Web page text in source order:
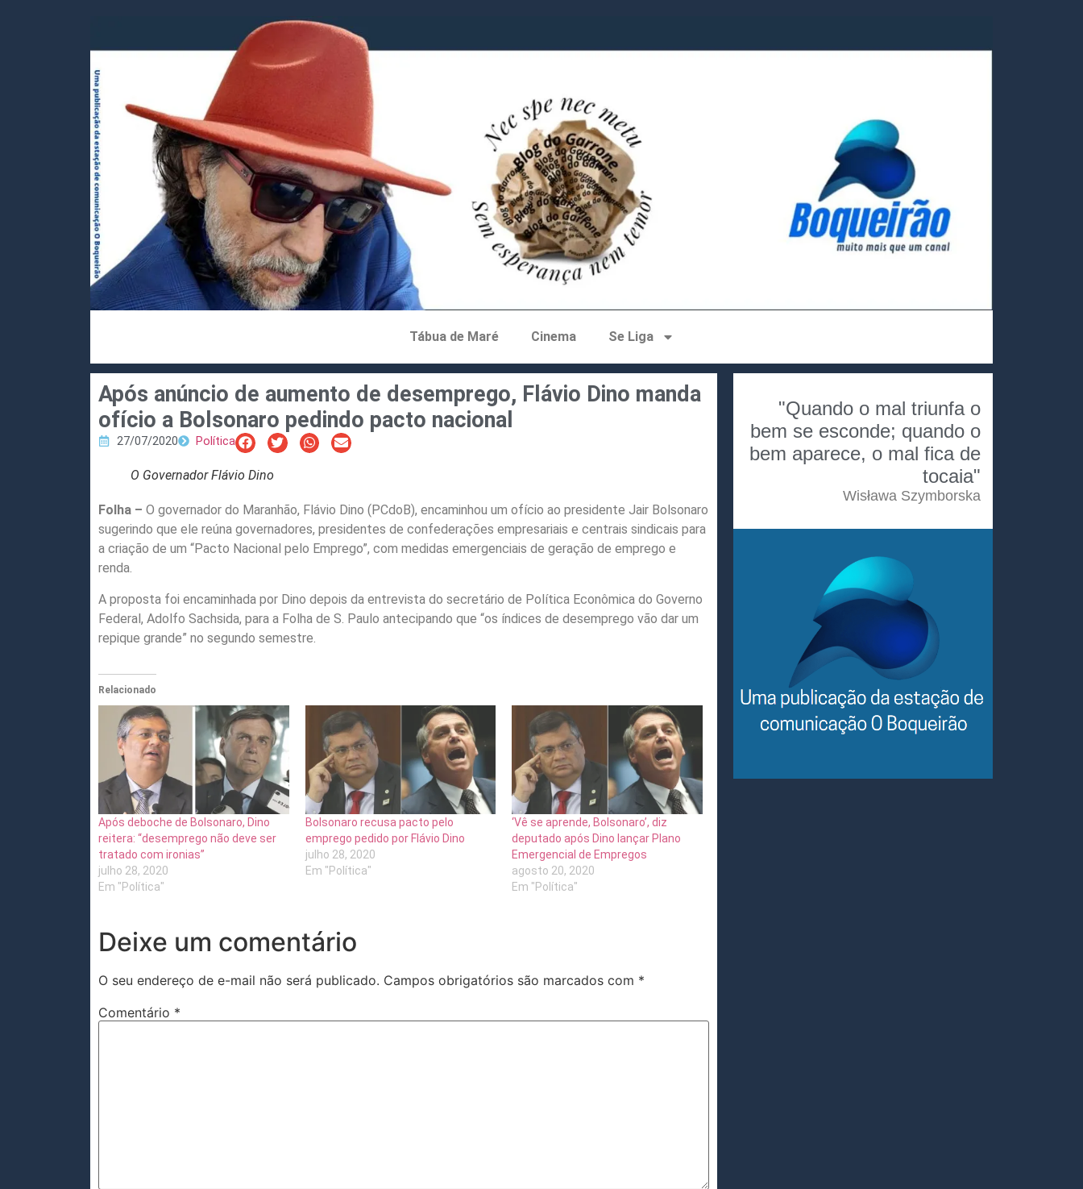
Tábua de Maré Cinema Se Liga
Após anúncio de aumento de desemprego, Flávio Dino manda
ofício a Bolsonaro pedindo pacto nacional
27/07/2020 Política
O Governador Flávio Dino
Folha – O governador do Maranhão, Flávio Dino (PCdoB), encaminhou um ofício ao presidente Jair Bolsonaro
sugerindo que ele reúna governadores, presidentes de confederações empresariais e centrais sindicais para
a criação de um “Pacto Nacional pelo Emprego”, com medidas emergenciais de geração de emprego e
renda.
A proposta foi encaminhada por Dino depois da entrevista do secretário de Política Econômica do Governo
Federal, Adolfo Sachsida, para a Folha de S. Paulo antecipando que “os índices de desemprego vão dar um
repique grande” no segundo semestre.
Relacionado
Após deboche de Bolsonaro, Dino
reitera: “desemprego não deve ser
tratado com ironias”
julho 28, 2020
Em "Política"
Bolsonaro recusa pacto pelo
emprego pedido por Flávio Dino
julho 28, 2020
Em "Política"
‘Vê se aprende, Bolsonaro’, diz
deputado após Dino lançar Plano
Emergencial de Empregos
agosto 20, 2020
Em "Política"
Deixe um comentário
O seu endereço de e-mail não será publicado. Campos obrigatórios são marcados com *
Comentário *
"Quando o mal triunfa o
bem se esconde; quando o
bem aparece, o mal fica de
tocaia"
Wisława Szymborska